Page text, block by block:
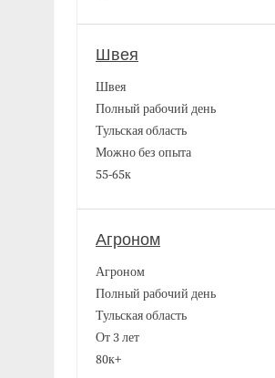
Швея
Швея
Полный рабочий день
Тульская область
Можно без опыта
55-65к
Агроном
Агроном
Полный рабочий день
Тульская область
От 3 лет
80к+